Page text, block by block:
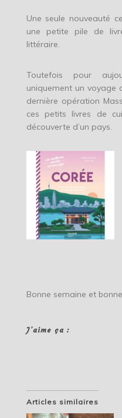
Une seule nouveauté
une petite pile de
littéraire.
Toutefois pour
uniquement un voyage
dernière opération
ces petits livres de
découverte d’un pays.
Bonne semaine et
J’aime ça :
Articles similaires